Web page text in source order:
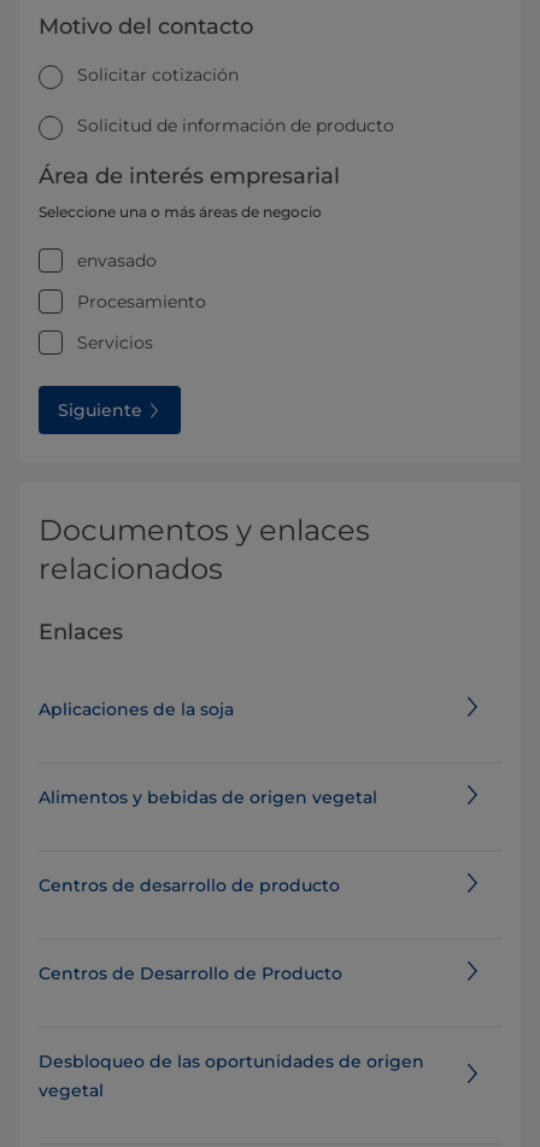
Motivo del contacto
Solicitar cotización
Solicitud de información de producto
Área de interés empresarial
Seleccione una o más áreas de negocio
envasado
Procesamiento
Servicios
Siguiente
Documentos y enlaces
relacionados
Enlaces
Aplicaciones de la soja
Alimentos y bebidas de origen vegetal
Centros de desarrollo de producto
Centros de Desarrollo de Producto
Desbloqueo de las oportunidades de origen
vegetal